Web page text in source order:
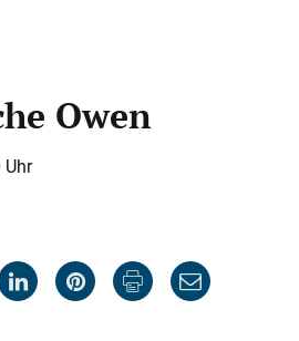
Owen